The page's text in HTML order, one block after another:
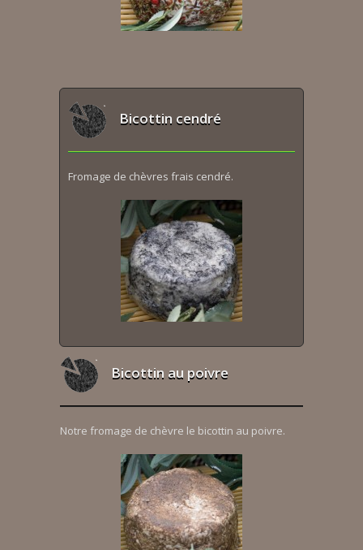
Bicottin cendré
Fromage de chèvres frais cendré.
Bicottin au poivre
Notre fromage de chèvre le bicottin au poivre.